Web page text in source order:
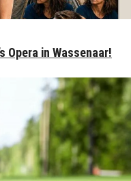
Opera in Wassenaar!